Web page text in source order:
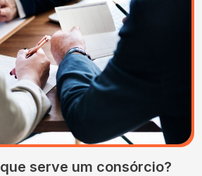
das marchas de
serve um consórcio?